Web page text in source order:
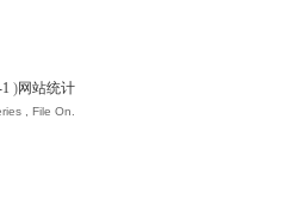
)网站统计
, File On.